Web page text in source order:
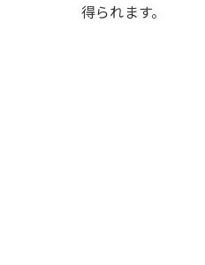
得られます。